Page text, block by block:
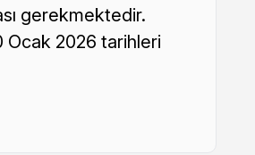
gerekmektedir.
Ocak 2026 tarihleri